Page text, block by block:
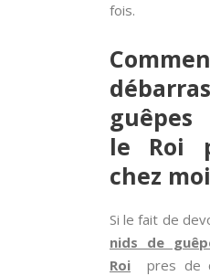
fois.
le Roi
chez
Si le fait de
nids de
Roi pres de